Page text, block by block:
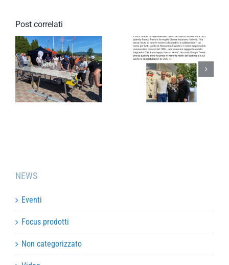
Post correlati
50°
ANNIVERSARIO
Cersaie
2025 foto
NEWS
Eventi
Focus prodotti
Non categorizzato